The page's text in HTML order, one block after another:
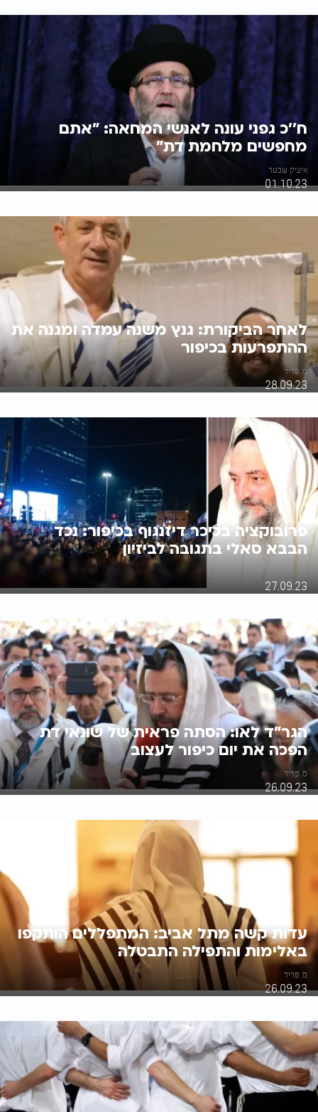
ח''כ גפני עונה לאנשי המחאה: "אתם
מחפשים מלחמת דת"
איציק שכטר
01.10.23
לאחר הביקורת: גנץ משנה עמדה ומגנה את
ההתפרעות בכיפור
מ. פריד
28.09.23
פרובוקציה בכיכר דיזנגוף בכיפור: נכד
הבבא סאלי בתגובה לביזיון
עידו לוי
27.09.23
הגר"ד לאו: הסתה פראית של שונאי דת
הפכה את יום כיפור לעצוב
מ. פריד
26.09.23
עדות קשה מתל אביב: המתפללים הותקפו
באלימות והתפילה התבטלה
מ. פריד
26.09.23